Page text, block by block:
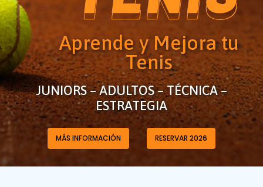
Aprende y Mejora tu
Tenis
JUNIORS – ADULTOS – TÉCNICA –
ESTRATEGIA
MÁS INFORMACIÓN RESERVAR 2026